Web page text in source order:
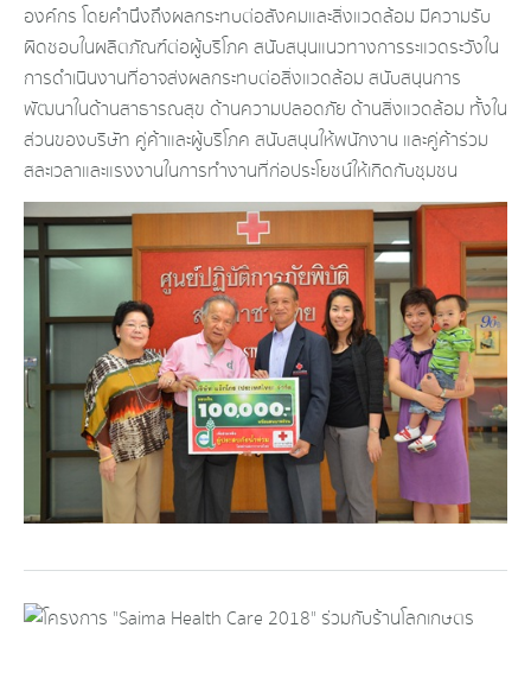
องค์กร โดยคำนึงถึงผลกระทบต่อสังคมและสิ่งแวดล้อม มีความรับ
ผิดชอบในผลิตภัณฑ์ต่อผู้บริโภค สนับสนุนแนวทางการระแวดระวังใน
การดำเนินงานที่อาจส่งผลกระทบต่อสิ่งแวดล้อม สนับสนุนการ
พัฒนาในด้านสาธารณสุข ด้านความปลอดภัย ด้านสิ่งแวดล้อม ทั้งใน
ส่วนของบริษัท คู่ค้าและผู้บริโภค สนับสนุนให้พนักงาน และคู่ค้าร่วม
สละเวลาและแรงงานในการทำงานที่ก่อประโยชน์ให้เกิดกับชุมชน